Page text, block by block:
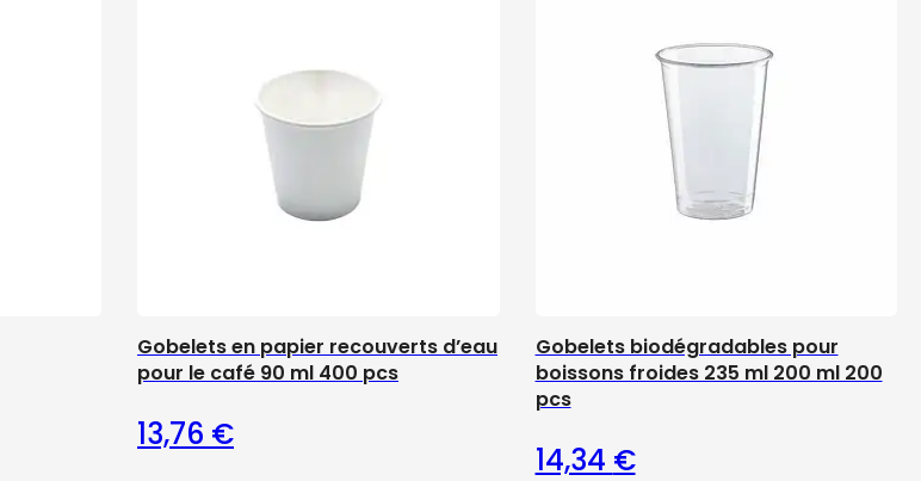
Gobelets en papier recouverts d’eau
pour le café 90 ml 400 pcs
13,76 €
Gobelets biodégradables pour
boissons froides 235 ml 200 ml 200
pcs
14,34 €